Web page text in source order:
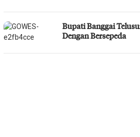
Bupati Banggai
Dengan Bersepeda